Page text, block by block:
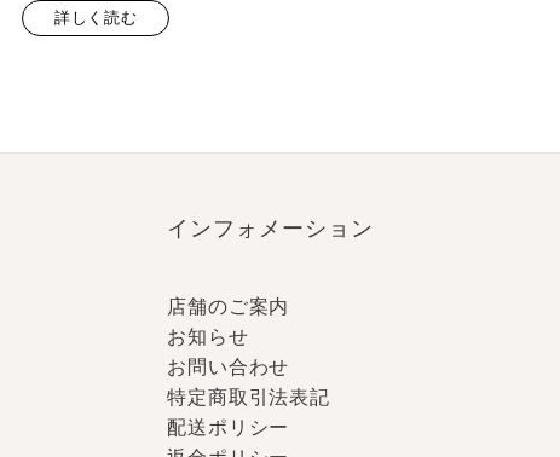
詳しく読む
インフォメーション
店舗のご案内
お知らせ
お問い合わせ
特定商取引法表記
配送ポリシー